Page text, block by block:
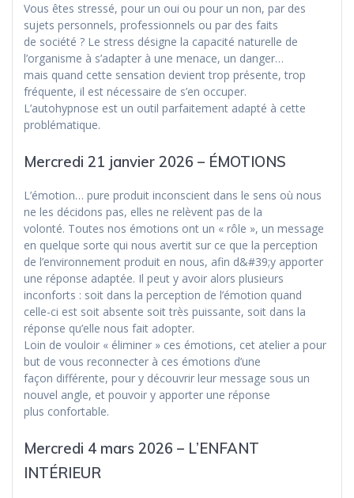
Vous êtes stressé, pour un oui ou pour un non, par des
sujets personnels, professionnels ou par des faits
de société ? Le stress désigne la capacité naturelle de
l’organisme à s’adapter à une menace, un danger…
mais quand cette sensation devient trop présente, trop
fréquente, il est nécessaire de s’en occuper.
L’autohypnose est un outil parfaitement adapté à cette
problématique.
Mercredi 21 janvier 2026 – ÉMOTIONS
L’émotion… pure produit inconscient dans le sens où nous
ne les décidons pas, elles ne relèvent pas de la
volonté. Toutes nos émotions ont un « rôle », un message
en quelque sorte qui nous avertit sur ce que la perception
de l’environnement produit en nous, afin d&#39;y apporter
une réponse adaptée. Il peut y avoir alors plusieurs
inconforts : soit dans la perception de l’émotion quand
celle-ci est soit absente soit très puissante, soit dans la
réponse qu’elle nous fait adopter.
Loin de vouloir « éliminer » ces émotions, cet atelier a pour
but de vous reconnecter à ces émotions d’une
façon différente, pour y découvrir leur message sous un
nouvel angle, et pouvoir y apporter une réponse
plus confortable.
Mercredi 4 mars 2026 – L’ENFANT
INTÉRIEUR